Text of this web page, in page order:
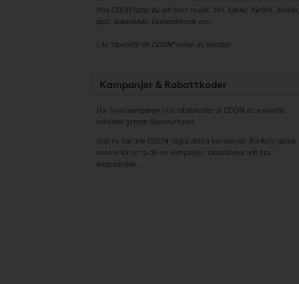
Hos CDON hittar du allt inom musik, film, kläder, hyrfilm, böcker,
spel, downloads, hemelektronik mm.
Läs "Speciellt för CDON" innan du handlar.
Kampanjer & Rabattkoder
Här finns kampanjer och rabattkoder till CDON att använda,
exklusivt genom Sponsorhuset.
Just nu har inte CDON några aktiva kampanjer. Återkom gärna
senare för att ta del av kampanjer, rabattkoder och bra
erbjudanden.